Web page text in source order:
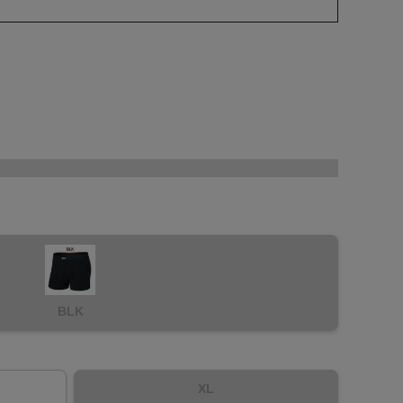
BLK
XL